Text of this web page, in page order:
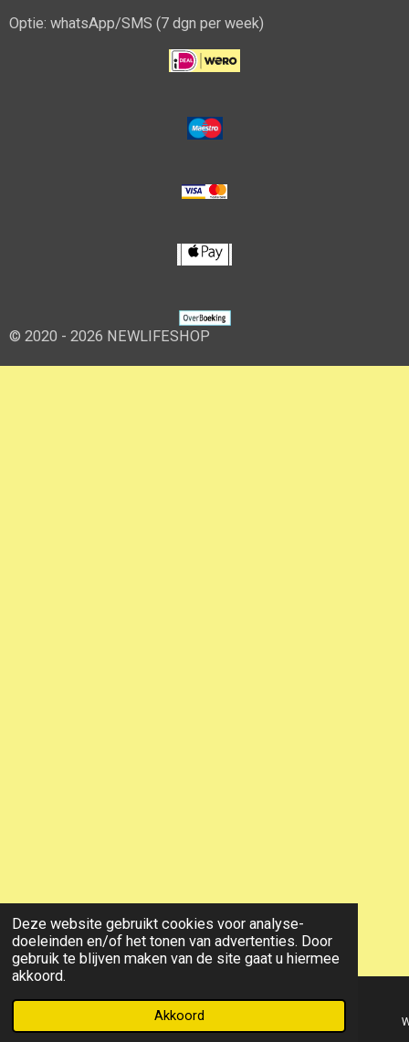
Deze website gebruikt cookies voor analyse-
doeleinden en/of het tonen van advertenties. Door
gebruik te blijven maken van de site gaat u hiermee
akkoord.
Akkoord
Optie: whatsApp/SMS (7 dgn per week)
© 2020 - 2026 NEWLIFESHOP
Telefoonnummer